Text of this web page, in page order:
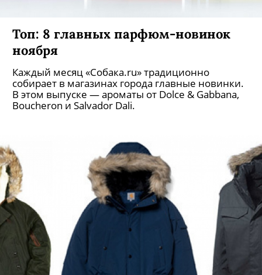
Топ: 8 главных парфюм-новинок
ноября
Каждый месяц «Собака.ru» традиционно
собирает в магазинах города главные новинки.
В этом выпуске — ароматы от Dolce & Gabbana,
Boucheron и Salvador Dali.